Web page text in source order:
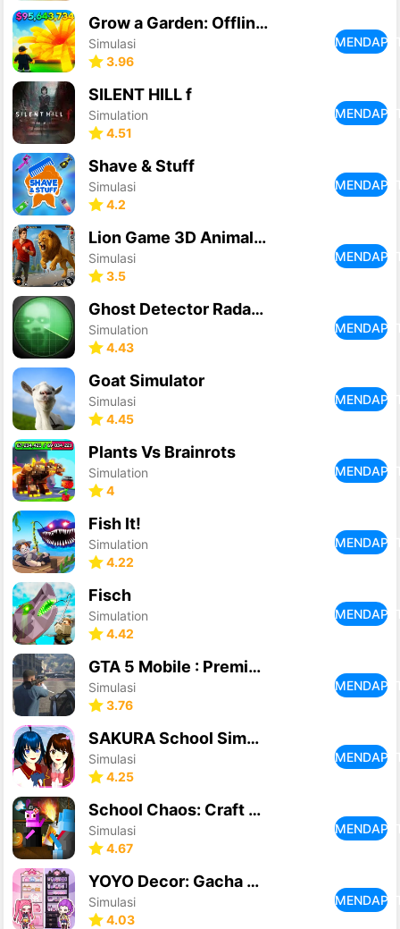
Grow a Garden: Offline Grows
Simulasi
3.96
SILENT HILL f
Simulation
4.51
Shave & Stuff
Simulasi
4.2
Lion Game 3D Animal Simulator
Simulasi
3.5
Ghost Detector Radar Simulator
Simulation
4.43
Goat Simulator
Simulasi
4.45
Plants Vs Brainrots
Simulation
4
Fish It!
Simulation
4.22
Fisch
Simulation
4.42
GTA 5 Mobile : Premium Edition
Simulasi
3.76
SAKURA School Simulator
Simulasi
4.25
School Chaos: Craft and Prank
Simulasi
4.67
YOYO Decor: Gacha Doll Makeup
Simulasi
4.03